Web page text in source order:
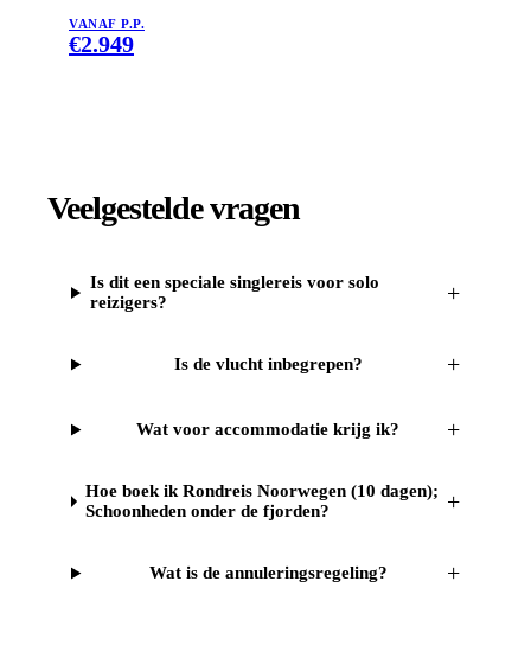
VANAF P.P.
€2.949
Veelgestelde vragen
Is dit een speciale singlereis voor solo
reizigers?
+
Is de vlucht inbegrepen? +
Wat voor accommodatie krijg ik? +
Hoe boek ik Rondreis Noorwegen (10 dagen);
Schoonheden onder de fjorden?
+
Wat is de annuleringsregeling? +